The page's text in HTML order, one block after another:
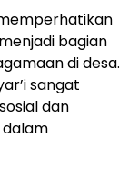
bagian
di desa.
sangat
dan